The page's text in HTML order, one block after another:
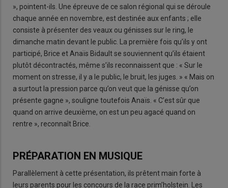
», pointent-ils. Une épreuve de ce salon régional qui se déroule
chaque année en novembre, est destinée aux enfants ; elle
consiste à présenter des veaux ou génisses sur le ring, le
dimanche matin devant le public. La première fois qu’ils y ont
participé, Brice et Anaïs Bidault se souviennent qu’ils étaient
plutôt décontractés, même s’ils reconnaissent que : « Sur le
moment on stresse, il y a le public, le bruit, les juges. » « Mais on
a surtout la pression parce qu’on veut que la génisse qu’on
présente gagne », souligne toutefois Anaïs. « C’est sûr que
quand on arrive deuxième, on est un peu agacé quand on
rentre », reconnaît Brice.
PRÉPARATION EN MUSIQUE
Parallèlement à cette présentation, ils prêtent main forte à
leurs parents pour les concours de la race prim’holstein. Les